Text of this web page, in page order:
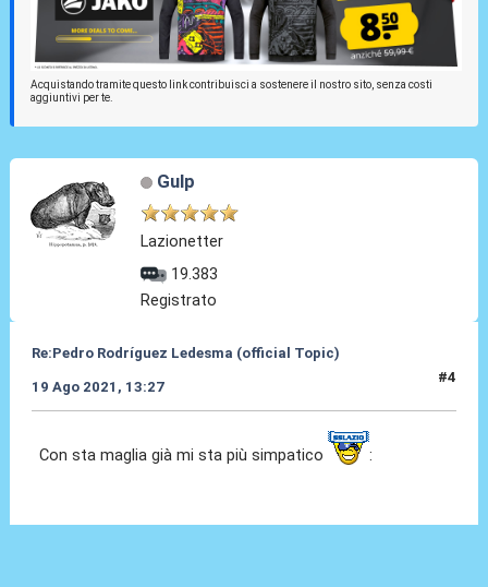
Acquistando tramite questo link contribuisci a sostenere il nostro sito, senza costi
aggiuntivi per te.
Gulp
Lazionetter
19.383
Registrato
Re:Pedro Rodríguez Ledesma (official Topic)
19 Ago 2021, 13:27
#4
Con sta maglia già mi sta più simpatico :